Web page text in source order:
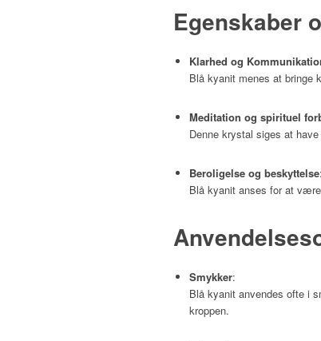
Egenskaber
Klarhed og
Blå kyanit menes at bringe
Meditation og spirituel
Denne krystal siges at
Beroligelse og beskyttelse:
Blå kyanit anses for at
Smykker:
Blå kyanit anvendes ofte i
kroppen.